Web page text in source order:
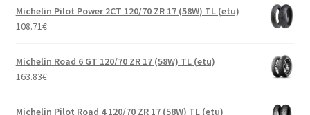
Michelin Pilot Power 2CT 120/70 ZR 17 (58W) TL (etu)
108.71€
Michelin Road 6 GT 120/70 ZR 17 (58W) TL (etu)
163.83€
Michelin Pilot Road 4 120/70 ZR 17 (58W) TL (etu)